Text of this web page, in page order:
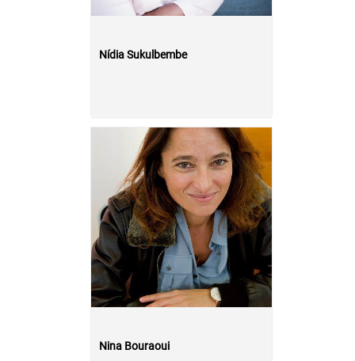
Nídia Sukulbembe
Nina Bouraoui